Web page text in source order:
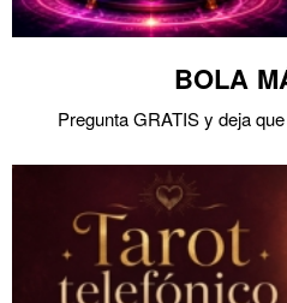
BOLA
Pregunta GRATIS y deja